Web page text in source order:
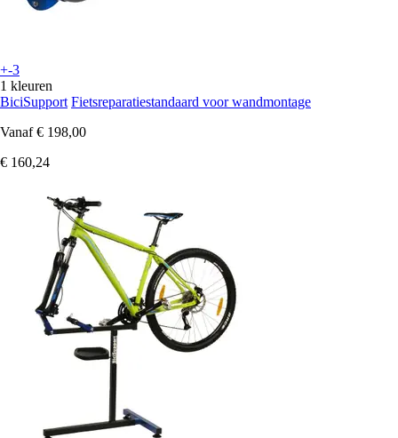
+-3
1 kleuren
BiciSupport Fietsreparatiestandaard voor wandmontage
Vanaf € 198,00
€ 160,24